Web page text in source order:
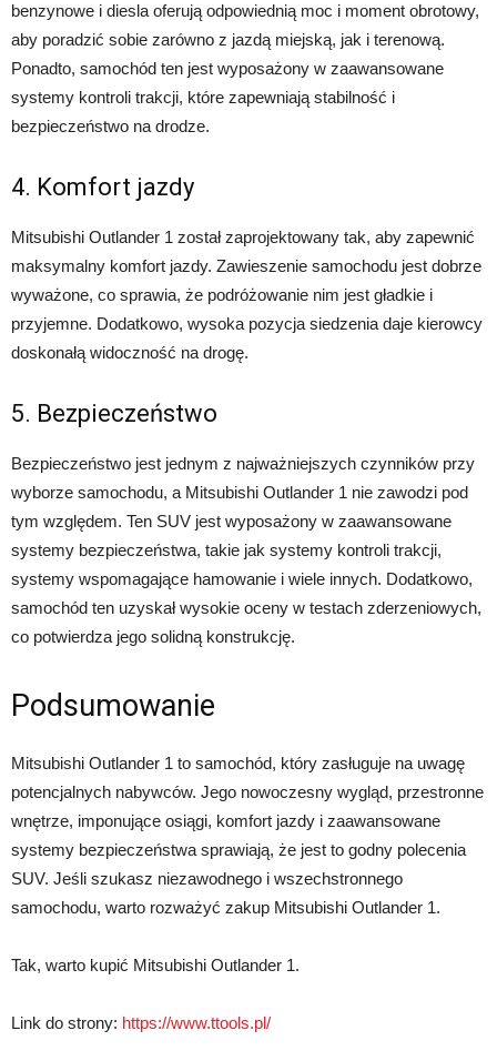
benzynowe i diesla oferują odpowiednią moc i moment obrotowy,
aby poradzić sobie zarówno z jazdą miejską, jak i terenową.
Ponadto, samochód ten jest wyposażony w zaawansowane
systemy kontroli trakcji, które zapewniają stabilność i
bezpieczeństwo na drodze.
4. Komfort jazdy
Mitsubishi Outlander 1 został zaprojektowany tak, aby zapewnić
maksymalny komfort jazdy. Zawieszenie samochodu jest dobrze
wyważone, co sprawia, że podróżowanie nim jest gładkie i
przyjemne. Dodatkowo, wysoka pozycja siedzenia daje kierowcy
doskonałą widoczność na drogę.
5. Bezpieczeństwo
Bezpieczeństwo jest jednym z najważniejszych czynników przy
wyborze samochodu, a Mitsubishi Outlander 1 nie zawodzi pod
tym względem. Ten SUV jest wyposażony w zaawansowane
systemy bezpieczeństwa, takie jak systemy kontroli trakcji,
systemy wspomagające hamowanie i wiele innych. Dodatkowo,
samochód ten uzyskał wysokie oceny w testach zderzeniowych,
co potwierdza jego solidną konstrukcję.
Podsumowanie
Mitsubishi Outlander 1 to samochód, który zasługuje na uwagę
potencjalnych nabywców. Jego nowoczesny wygląd, przestronne
wnętrze, imponujące osiągi, komfort jazdy i zaawansowane
systemy bezpieczeństwa sprawiają, że jest to godny polecenia
SUV. Jeśli szukasz niezawodnego i wszechstronnego
samochodu, warto rozważyć zakup Mitsubishi Outlander 1.
Tak, warto kupić Mitsubishi Outlander 1.
Link do strony: https://www.ttools.pl/